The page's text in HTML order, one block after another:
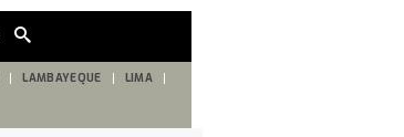
de
búsqueda
LAMBAYEQUE LIMA